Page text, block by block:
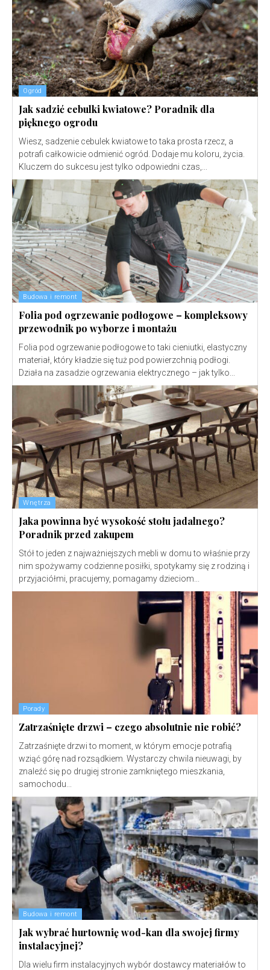
Ogród
Jak sadzić cebulki kwiatowe? Poradnik dla
pięknego ogrodu
Wiesz, sadzenie cebulek kwiatowe to taka prosta rzecz, a
potrafi całkowicie odmienić ogród. Dodaje mu koloru, życia.
Kluczem do sukcesu jest tylko odpowiedni czas,...
Budowa i remont
Folia pod ogrzewanie podłogowe – kompleksowy
przewodnik po wyborze i montażu
Folia pod ogrzewanie podłogowe to taki cieniutki, elastyczny
materiał, który kładzie się tuż pod powierzchnią podłogi.
Działa na zasadzie ogrzewania elektrycznego – jak tylko...
Wnętrza
Jaka powinna być wysokość stołu jadalnego?
Poradnik przed zakupem
Stół to jeden z najważniejszych mebli w domu to właśnie przy
nim spożywamy codzienne posiłki, spotykamy się z rodziną i
przyjaciółmi, pracujemy, pomagamy dzieciom...
Porady
Zatrzaśnięte drzwi – czego absolutnie nie robić?
Zatrzaśnięte drzwi to moment, w którym emocje potrafią
wziąć górę nad rozsądkiem. Wystarczy chwila nieuwagi, by
znaleźć się po drugiej stronie zamkniętego mieszkania,
samochodu...
Budowa i remont
Jak wybrać hurtownię wod-kan dla swojej firmy
instalacyjnej?
Dla wielu firm instalacyjnych wybór dostawcy materiałów to